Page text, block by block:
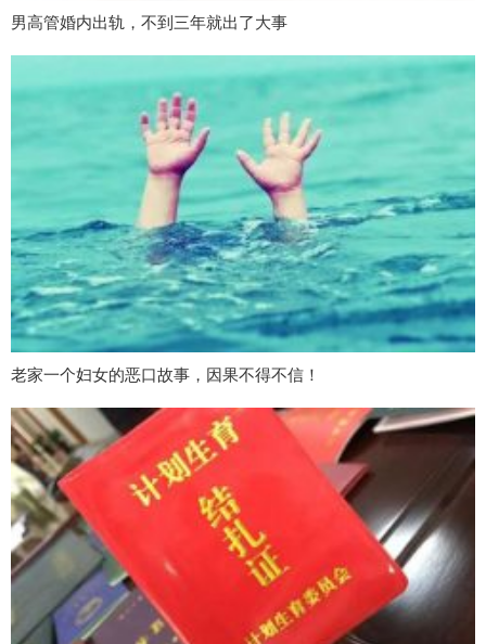
男高管婚内出轨，不到三年就出了大事
老家一个妇女的恶口故事，因果不得不信！